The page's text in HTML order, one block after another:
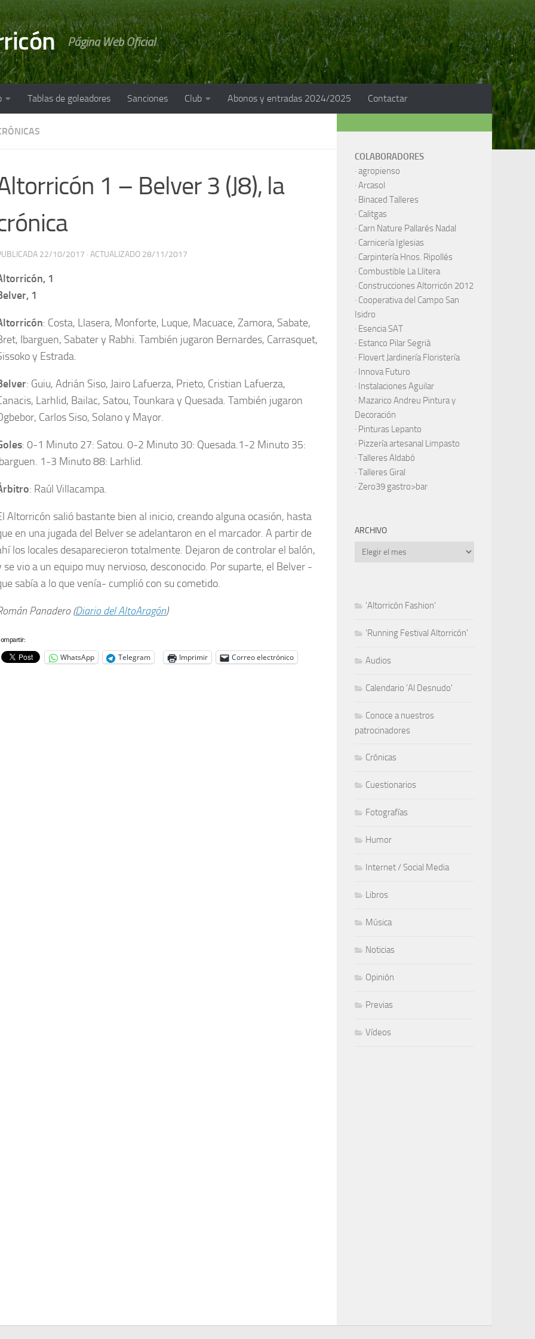
Página Web Oficial
Tablas de goleadores Sanciones Club Abonos y entradas 2024/2025 Contactar
1 – Belver 3 (J8), la
22/10/2017 · ACTUALIZADO 28/11/2017
1
1
: Costa, Llasera, Monforte, Luque, Macuace, Zamora, Sabate,
Ibarguen, Sabater y Rabhi. También jugaron Bernardes, Carrasquet,
y Estrada.
: Guiu, Adrián Siso, Jairo Lafuerza, Prieto, Cristian Lafuerza,
Larhlid, Bailac, Satou, Tounkara y Quesada. También jugaron
Carlos Siso, Solano y Mayor.
: 0-1 Minuto 27: Satou. 0-2 Minuto 30: Quesada.1-2 Minuto 35:
1-3 Minuto 88: Larhlid.
: Raúl Villacampa.
Altorricón salió bastante bien al inicio, creando alguna ocasión, hasta
en una jugada del Belver se adelantaron en el marcador. A partir de
los locales desaparecieron totalmente. Dejaron de controlar el balón,
se vio a un equipo muy nervioso, desconocido. Por suparte, el Belver -
sabía a lo que venía- cumplió con su cometido.
Panadero (Diario del AltoAragón)
WhatsApp Telegram Imprimir Correo electrónico
COLABORADORES
· agropienso
· Arcasol
· Binaced Talleres
· Calitgas
· Carn Nature Pallarés Nadal
· Carnicería Iglesias
· Carpintería Hnos. Ripollés
· Combustible La Llitera
· Construcciones Altorricón 2012
· Cooperativa del Campo San
Isidro
· Esencia SAT
· Estanco Pilar Segrià
· Flovert Jardinería Floristería
· Innova Futuro
· Instalaciones Aguilar
· Mazarico Andreu Pintura y
Decoración
· Pinturas Lepanto
· Pizzería artesanal Limpasto
· Talleres Aldabó
· Talleres Giral
· Zero39 gastro>bar
ARCHIVO
Archivo
'Altorricón Fashion'
'Running Festival Altorricón'
Audios
Calendario 'Al Desnudo'
Conoce a nuestros
patrocinadores
Crónicas
Cuestionarios
Fotografías
Humor
Internet / Social Media
Libros
Música
Noticias
Opinión
Previas
Vídeos